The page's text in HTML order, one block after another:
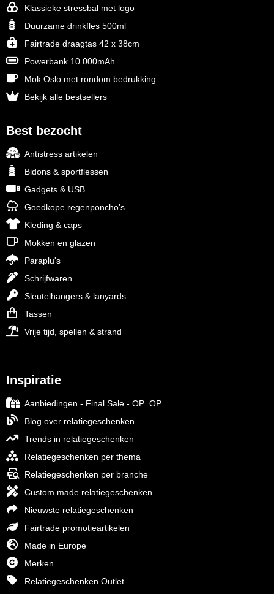
Klassieke stressbal met logo
Duurzame drinkfles 500ml
Fairtrade draagtas 42 x 38cm
Powerbank 10.000mAh
Mok Oslo met rondom bedrukking
Bekijk alle bestsellers
Best bezocht
Antistress artikelen
Bidons & sportflessen
Gadgets & USB
Goedkope regenponcho's
Kleding & caps
Mokken en glazen
Paraplu's
Schrijfwaren
Sleutelhangers & lanyards
Tassen
Vrije tijd, spellen & strand
Inspiratie
Aanbiedingen - Final Sale - OP=OP
Blog over relatiegeschenken
Trends in relatiegeschenken
Relatiegeschenken per thema
Relatiegeschenken per branche
Custom made relatiegeschenken
Nieuwste relatiegeschenken
Fairtrade promotieartikelen
Made in Europe
Merken
Relatiegeschenken Outlet